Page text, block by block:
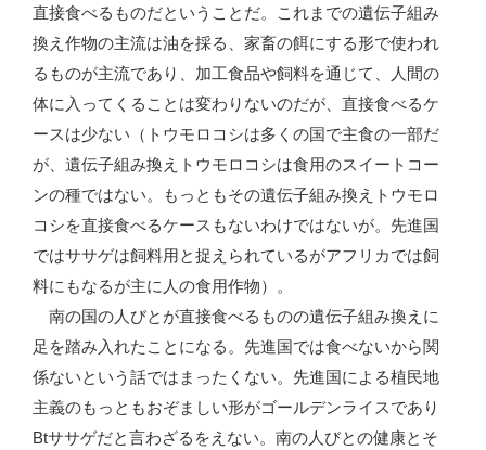
直接食べるものだということだ。これまでの遺伝子組み
換え作物の主流は油を採る、家畜の餌にする形で使われ
るものが主流であり、加工食品や飼料を通じて、人間の
体に入ってくることは変わりないのだが、直接食べるケ
ースは少ない（トウモロコシは多くの国で主食の一部だ
が、遺伝子組み換えトウモロコシは食用のスイートコー
ンの種ではない。もっともその遺伝子組み換えトウモロ
コシを直接食べるケースもないわけではないが。先進国
ではササゲは飼料用と捉えられているがアフリカでは飼
料にもなるが主に人の食用作物）。
南の国の人びとが直接食べるものの遺伝子組み換えに
足を踏み入れたことになる。先進国では食べないから関
係ないという話ではまったくない。先進国による植民地
主義のもっともおぞましい形がゴールデンライスであり
Btササゲだと言わざるをえない。南の人びとの健康とそ